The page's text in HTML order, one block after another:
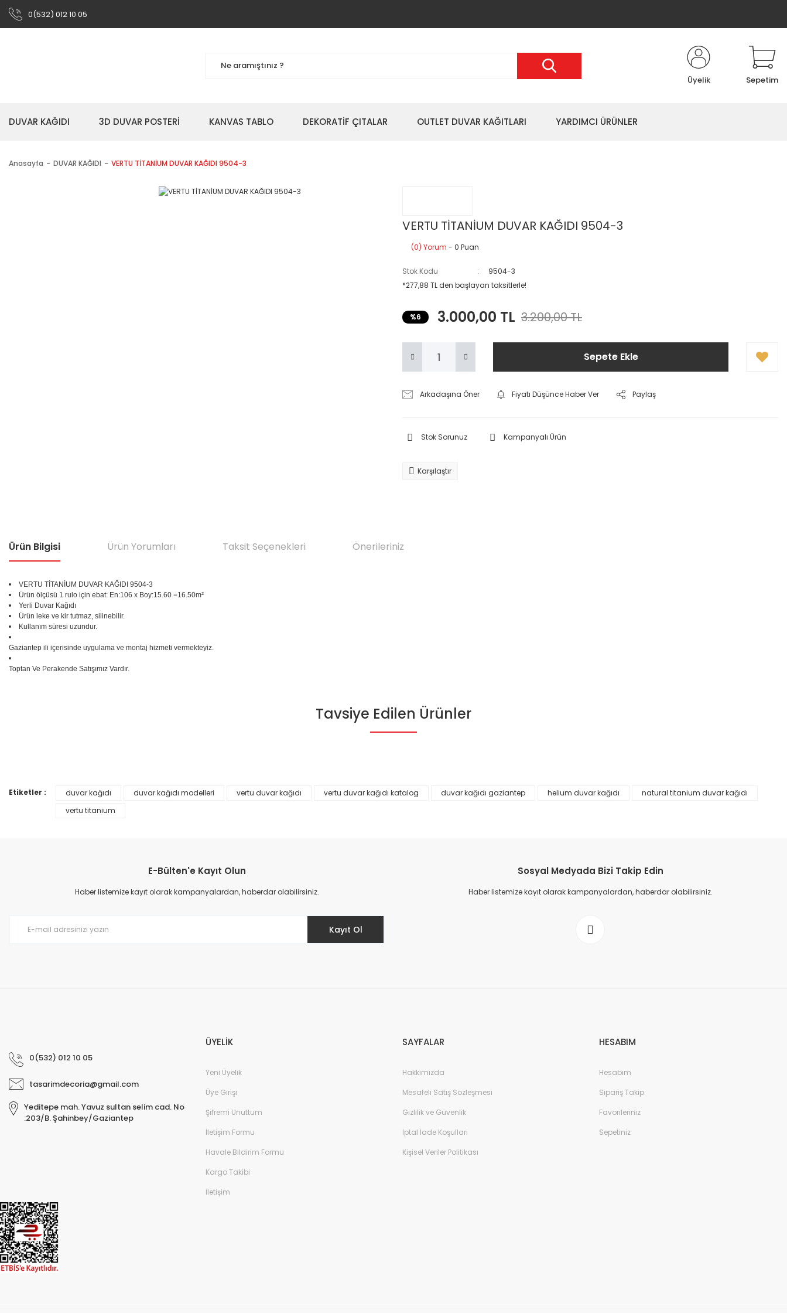
0(532) 012 10 05
Üyelik Sepetim
DUVAR KAĞIDI 3D DUVAR POSTERİ KANVAS TABLO DEKORATİF ÇITALAR OUTLET DUVAR KAĞITLARI YARDIMCI ÜRÜNLER
Anasayfa DUVAR KAĞIDI VERTU TİTANİUM DUVAR KAĞIDI 9504-3
VERTU TİTANİUM DUVAR KAĞIDI 9504-3
(0) Yorum - 0 Puan
Stok Kodu
9504-3
*277,88 TL den başlayan taksitlerle!
%6 3.000,00 TL 3.200,00 TL
Sepete Ekle
Arkadaşına Öner Fiyatı Düşünce Haber Ver Paylaş
Stok Sorunuz Kampanyalı Ürün
Karşılaştır
Ürün Bilgisi Ürün Yorumları Taksit Seçenekleri Önerileriniz
VERTU TİTANİUM DUVAR KAĞIDI 9504-3
Ürün ölçüsü 1 rulo için ebat: En:106 x Boy:15.60 =16.50m²
Yerli Duvar Kağıdı
Ürün leke ve kir tutmaz, silinebilir.
Kullanım süresi uzundur.
Gaziantep ili içerisinde uygulama ve montaj hizmeti vermekteyiz.
Toptan Ve Perakende Satışımız Vardır.
Bu ürüne ilk yorumu siz yapın!
Bu ürünün fiyat bilgisi, resim, ürün açıklamalarında ve diğer konularda yetersiz gördüğünüz noktaları öneri formunu kullanarak tarafımıza iletebilirsiniz.
Ürün bilgilerinde hatalar bulunuyor.
Tavsiye Edilen Ürünler
Prime ArtDECO Duvar Kağıdı Tutkalı 500 gr
Etiketler : duvar kağıdı duvar kağıdı modelleri vertu duvar kağıdı vertu duvar kağıdı katalog duvar kağıdı gaziantep helium duvar kağıdı
natural titanium duvar kağıdı
vertu titanium
E-Bülten'e Kayıt Olun
Haber listemize kayıt olarak kampanyalardan, haberdar olabilirsiniz.
Kayıt Ol
Sosyal Medyada Bizi Takip Edin
Haber listemize kayıt olarak kampanyalardan, haberdar olabilirsiniz.
0(532) 012 10 05
tasarimdecoria@gmail.com
Yeditepe mah. Yavuz sultan selim cad. No
:203/B. Şahinbey/Gaziantep
ÜYELİK
Yeni Üyelik
Üye Girişi
Şifremi Unuttum
İletişim Formu
Havale Bildirim Formu
Kargo Takibi
İletişim
SAYFALAR
Hakkımızda
Mesafeli Satış Sözleşmesi
Gizlilik ve Güvenlik
İptal İade Koşullari
Kişisel Veriler Politikası
HESABIM
Hesabım
Sipariş Takip
Favorileriniz
Sepetiniz